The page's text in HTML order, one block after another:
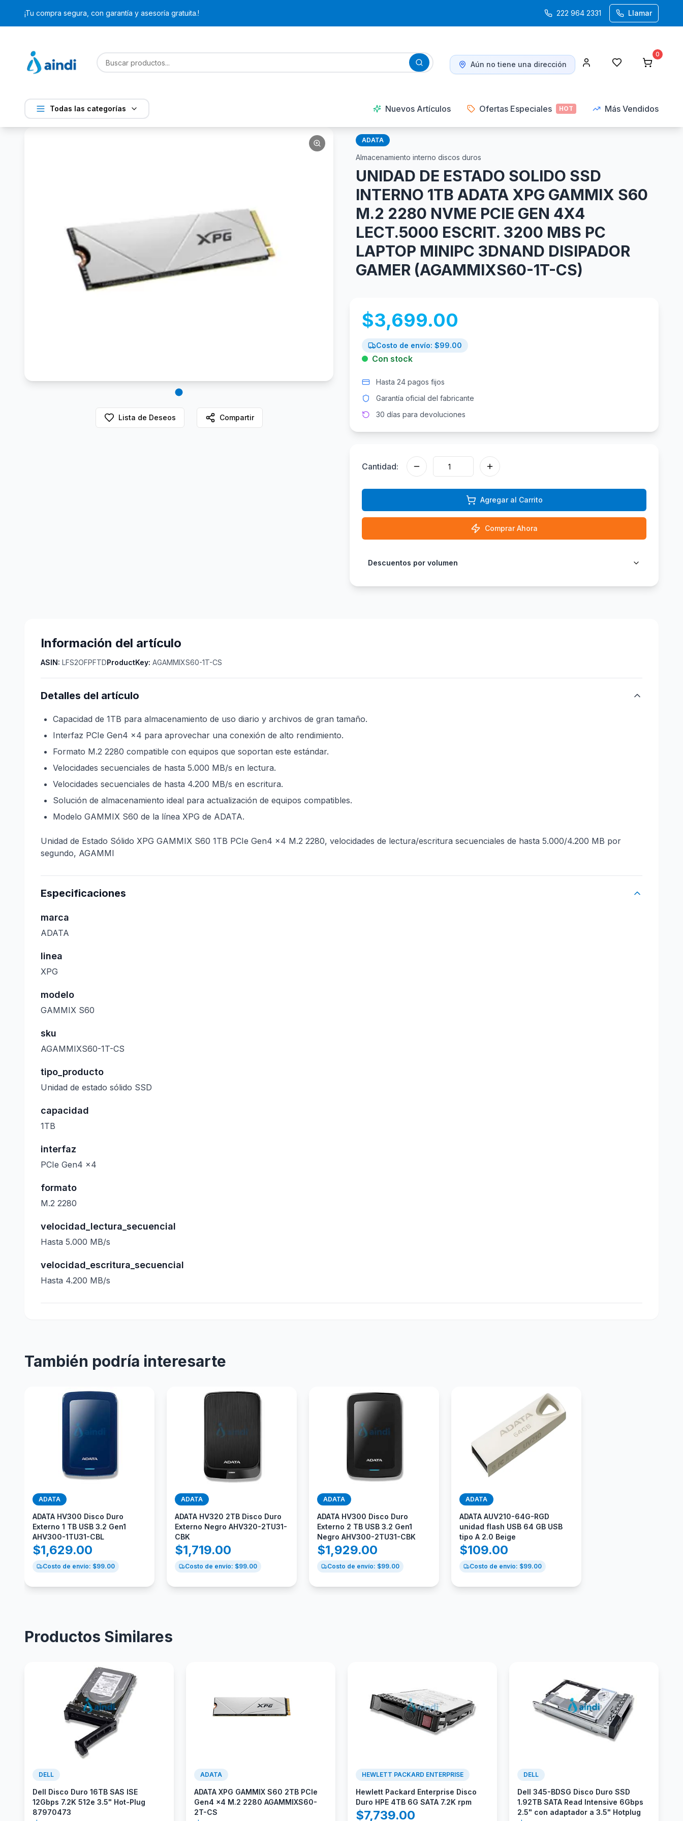
¡Tu compra segura, con garantía y asesoría gratuita.! 222 964 2331 Llamar
Aún no tiene una dirección
0
Todas las categorías Nuevos Artículos Ofertas Especiales HOT Más Vendidos
Lista de Deseos Compartir
ADATA
Almacenamiento interno discos duros
UNIDAD DE ESTADO SOLIDO SSD
INTERNO 1TB ADATA XPG GAMMIX S60
M.2 2280 NVME PCIE GEN 4X4
LECT.5000 ESCRIT. 3200 MBS PC
LAPTOP MINIPC 3DNAND DISIPADOR
GAMER (AGAMMIXS60-1T-CS)
$3,699.00
Costo de envío: $99.00
Con stock
Hasta 24 pagos fijos
Garantía oficial del fabricante
30 días para devoluciones
Cantidad:
Agregar al Carrito
Comprar Ahora
Descuentos por volumen
Información del artículo
ASIN: LFS2OFPFTDProductKey: AGAMMIXS60-1T-CS
Detalles del artículo
Capacidad de 1TB para almacenamiento de uso diario y archivos de gran tamaño.
Interfaz PCIe Gen4 x4 para aprovechar una conexión de alto rendimiento.
Formato M.2 2280 compatible con equipos que soportan este estándar.
Velocidades secuenciales de hasta 5.000 MB/s en lectura.
Velocidades secuenciales de hasta 4.200 MB/s en escritura.
Solución de almacenamiento ideal para actualización de equipos compatibles.
Modelo GAMMIX S60 de la línea XPG de ADATA.
Unidad de Estado Sólido XPG GAMMIX S60 1TB PCIe Gen4 x4 M.2 2280, velocidades de lectura/escritura secuenciales de hasta 5.000/4.200 MB por
segundo, AGAMMI
Especificaciones
marca
ADATA
linea
XPG
modelo
GAMMIX S60
sku
AGAMMIXS60-1T-CS
tipo_producto
Unidad de estado sólido SSD
capacidad
1TB
interfaz
PCIe Gen4 x4
formato
M.2 2280
velocidad_lectura_secuencial
Hasta 5.000 MB/s
velocidad_escritura_secuencial
Hasta 4.200 MB/s
También podría interesarte
ADATA
ADATA HV300 Disco Duro
Externo 1 TB USB 3.2 Gen1
AHV300-1TU31-CBL
$1,629.00
Costo de envío: $99.00
ADATA
ADATA HV320 2TB Disco Duro
Externo Negro AHV320-2TU31-
CBK
$1,719.00
Costo de envío: $99.00
ADATA
ADATA HV300 Disco Duro
Externo 2 TB USB 3.2 Gen1
Negro AHV300-2TU31-CBK
$1,929.00
Costo de envío: $99.00
ADATA
ADATA AUV210-64G-RGD
unidad flash USB 64 GB USB
tipo A 2.0 Beige
$109.00
Costo de envío: $99.00
Productos Similares
DELL
Dell Disco Duro 16TB SAS ISE
12Gbps 7.2K 512e 3.5" Hot-Plug
87970473
ADATA
ADATA XPG GAMMIX S60 2TB PCIe
Gen4 x4 M.2 2280 AGAMMIXS60-
2T-CS
HEWLETT PACKARD ENTERPRISE
Hewlett Packard Enterprise Disco
Duro HPE 4TB 6G SATA 7.2K rpm
$7,739.00
DELL
Dell 345-BDSG Disco Duro SSD
1.92TB SATA Read Intensive 6Gbps
2.5" con adaptador a 3.5" Hotplug